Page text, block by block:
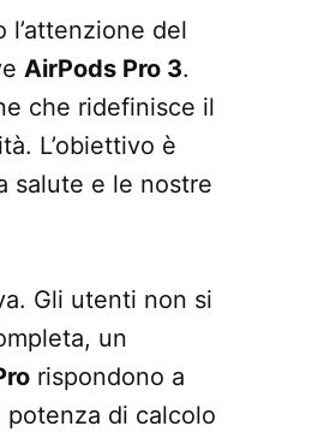
l’attenzione del
AirPods Pro 3.
che ridefinisce il
L’obiettivo è
salute e le nostre
Gli utenti non si
un
rispondono a
di calcolo